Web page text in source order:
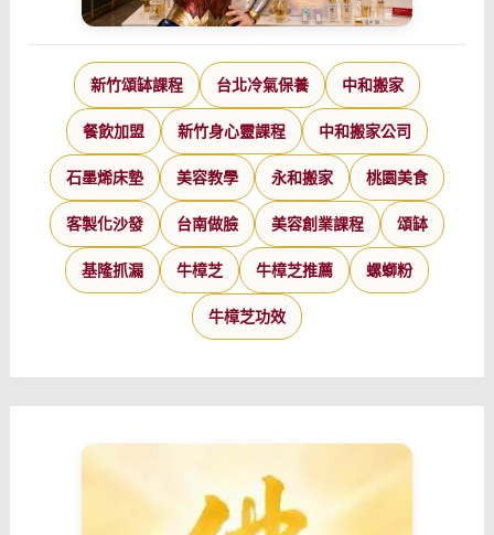
新竹頌缽課程 台北冷氣保養 中和搬家
餐飲加盟 新竹身心靈課程 中和搬家公司
石墨烯床墊 美容教學 永和搬家 桃園美食
客製化沙發 台南做臉 美容創業課程 頌缽
基隆抓漏 牛樟芝 牛樟芝推薦 螺螄粉
牛樟芝功效